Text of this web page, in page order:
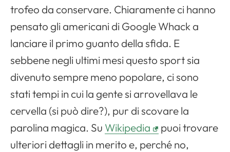
trofeo da conservare. Chiaramente ci hanno
pensato gli americani di Google Whack a
lanciare il primo guanto della sfida. E
sebbene negli ultimi mesi questo sport sia
divenuto sempre meno popolare, ci sono
stati tempi in cui la gente si arrovellava le
cervella (si può dire?), pur di scovare la
parolina magica. Su Wikipedia
puoi trovare
ulteriori dettagli in merito e, perché no,